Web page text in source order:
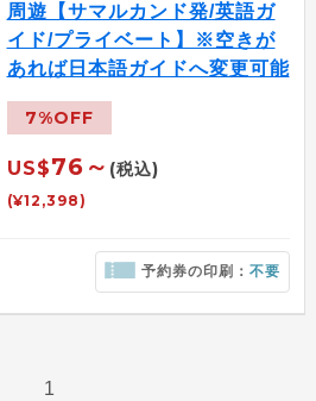
周遊【サマルカンド発/英語ガ
イド/プライベート】※空きが
あれば日本語ガイドへ変更可能
7%OFF
US$76～ (税込)
(¥12,398)
予約券の印刷：不要
1